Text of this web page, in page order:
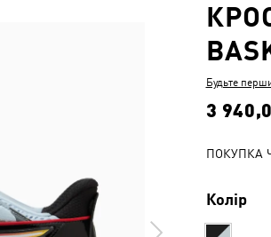
Будьте
3
ПОКУПКА
Колір